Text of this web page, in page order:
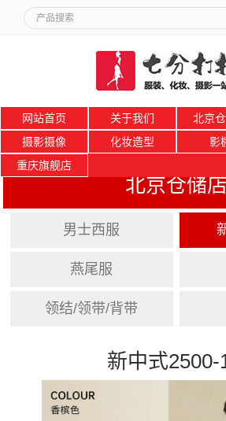
网站首页 关于我们 北京
摄影摄像
化妆造型 影
重庆旗舰店
北京仓储
男士西服
燕尾服
领结/领带/背带
新中式2500-